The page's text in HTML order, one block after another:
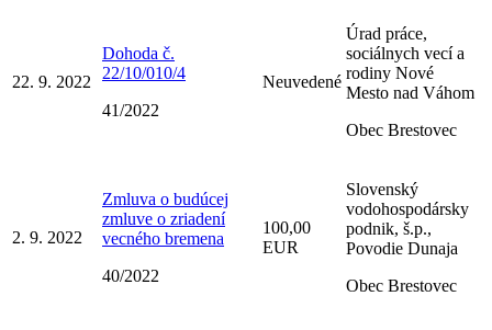
22. 9. 2022
Dohoda č.
22/10/010/4
41/2022
Neuvedené
Úrad práce,
sociálnych vecí a
rodiny Nové
Mesto nad Váhom
Obec Brestovec
2. 9. 2022
Zmluva o budúcej
zmluve o zriadení
vecného bremena
40/2022
100,00
EUR
Slovenský
vodohospodársky
podnik, š.p.,
Povodie Dunaja
Obec Brestovec